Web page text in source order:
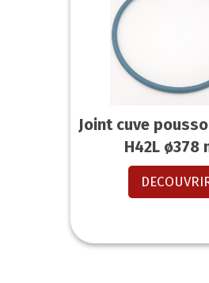
Joint cuve
H42L ø378